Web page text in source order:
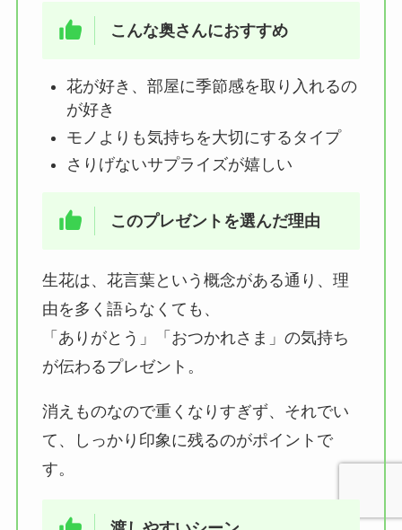
こんな奥さんにおすすめ
花が好き、部屋に季節感を取り入れるの
が好き
モノよりも気持ちを大切にするタイプ
さりげないサプライズが嬉しい
このプレゼントを選んだ理由
生花は、花言葉という概念がある通り、理
由を多く語らなくても、
「ありがとう」「おつかれさま」の気持ち
が伝わるプレゼント。
消えものなので重くなりすぎず、それでい
て、しっかり印象に残るのがポイントで
す。